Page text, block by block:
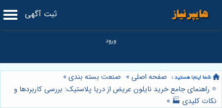
ثبت آگهی
صفحه اصلی » صنعت بسته بندی»
⭐️ راهنمای جامع خرید نایلون عریض از دریا پلاستیک: بررسی کاربردها و
نکات کلیدی 🏭 »